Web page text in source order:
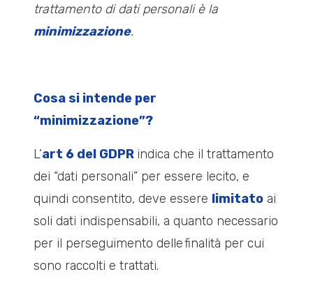
trattamento di dati personali è la
minimizzazione.
Cosa si intende per
“minimizzazione”?
L’art 6 del GDPR indica che il trattamento
dei “dati personali” per essere lecito, e
quindi consentito, deve essere limitato ai
soli dati indispensabili, a quanto necessario
per il perseguimento dellefinalità per cui
sono raccolti e trattati.